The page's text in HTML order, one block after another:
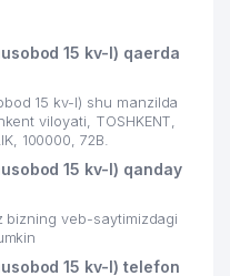
15 kv-l) qaerda
15 kv-l) shu manzilda
viloyati, TOSHKENT,
100000, 72В.
15 kv-l) qanday
veb-saytimizdagi
15 kv-l) telefon